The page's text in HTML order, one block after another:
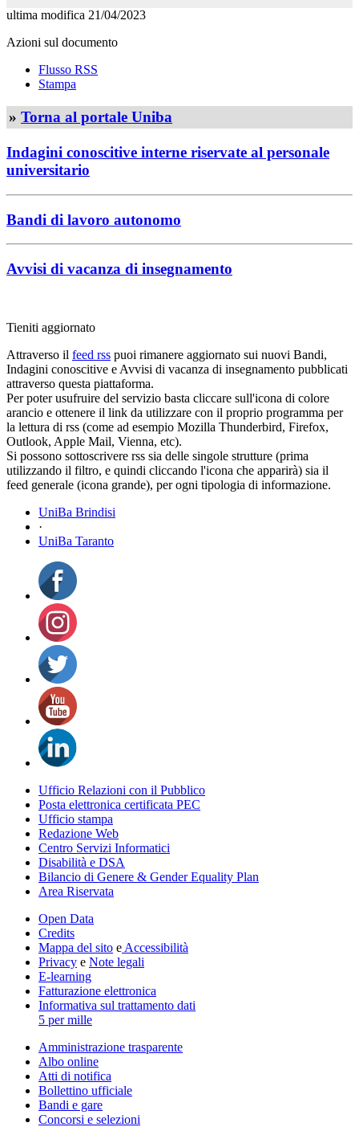
ultima modifica 21/04/2023
Azioni sul documento
Flusso RSS
Stampa
» Torna al portale Uniba
Indagini conoscitive interne riservate al personale
universitario
Bandi di lavoro autonomo
Avvisi di vacanza di insegnamento
Tieniti aggiornato
Attraverso il feed rss puoi rimanere aggiornato sui nuovi Bandi,
Indagini conoscitive e Avvisi di vacanza di insegnamento pubblicati
attraverso questa piattaforma.
Per poter usufruire del servizio basta cliccare sull'icona di colore
arancio e ottenere il link da utilizzare con il proprio programma per
la lettura di rss (come ad esempio Mozilla Thunderbird, Firefox,
Outlook, Apple Mail, Vienna, etc).
Si possono sottoscrivere rss sia delle singole strutture (prima
utilizzando il filtro, e quindi cliccando l'icona che apparirà) sia il
feed generale (icona grande), per ogni tipologia di informazione.
UniBa Brindisi
·
UniBa Taranto
Ufficio Relazioni con il Pubblico
Posta elettronica certificata PEC
Ufficio stampa
Redazione Web
Centro Servizi Informatici
Disabilità e DSA
Bilancio di Genere & Gender Equality Plan
Area Riservata
Open Data
Credits
Mappa del sito e Accessibilità
Privacy e Note legali
E-learning
Fatturazione elettronica
Informativa sul trattamento dati
5 per mille
Amministrazione trasparente
Albo online
Atti di notifica
Bollettino ufficiale
Bandi e gare
Concorsi e selezioni